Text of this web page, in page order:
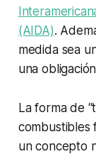
(AIDA).
medida sea
una
La forma de
combustibles
un concepto